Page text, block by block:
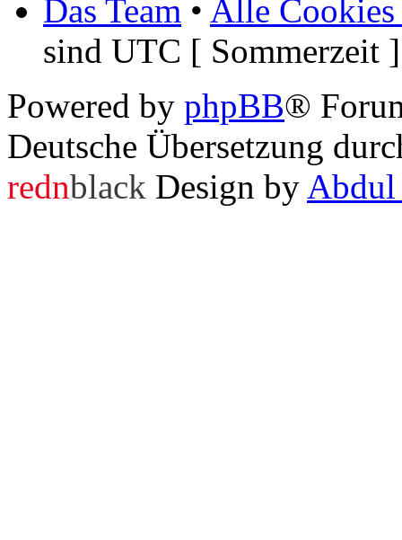
Das Team • Alle Cookies
sind UTC [ Sommerzeit ]
Powered by phpBB®
Deutsche Übersetzung
rednblack Design by Abdul